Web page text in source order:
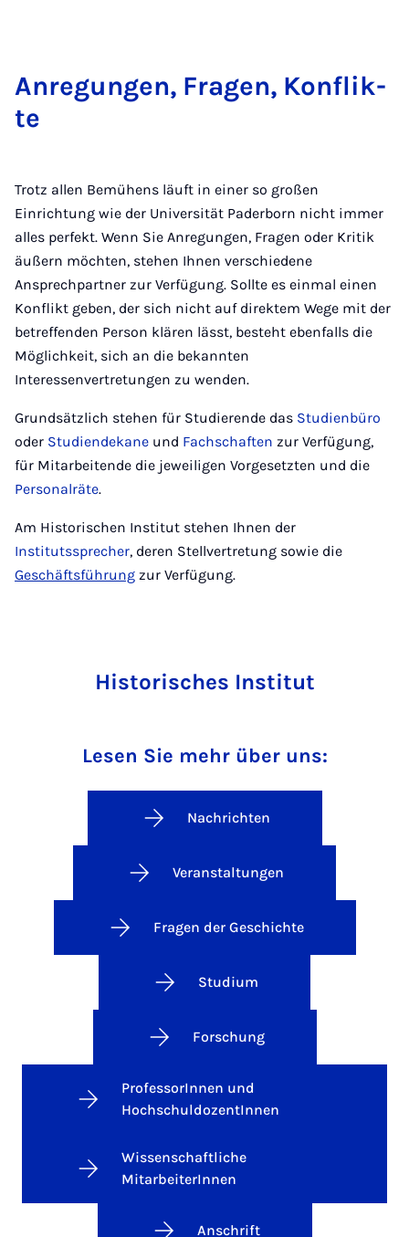
An­re­gun­gen, Fra­gen, Kon­flik­
te
Trotz allen Bemühens läuft in einer so großen
Einrichtung wie der Universität Paderborn nicht immer
alles perfekt. Wenn Sie Anregungen, Fragen oder Kritik
äußern möchten, stehen Ihnen verschiedene
Ansprechpartner zur Verfügung. Sollte es einmal einen
Konflikt geben, der sich nicht auf direktem Wege mit der
betreffenden Person klären lässt, besteht ebenfalls die
Möglichkeit, sich an die bekannten
Interessenvertretungen zu wenden.
Grundsätzlich stehen für Studierende das Studienbüro
oder Studiendekane und Fachschaften zur Verfügung,
für Mitarbeitende die jeweiligen Vorgesetzten und die
Personalräte.
Am Historischen Institut stehen Ihnen der
Institutssprecher, deren Stellvertretung sowie die
Geschäftsführung zur Verfügung.
Historisches Institut
Lesen Sie mehr über uns:
Nachrichten
Veranstaltungen
Fragen der Geschichte
Studium
Forschung
ProfessorInnen und
HochschuldozentInnen
Wissenschaftliche
MitarbeiterInnen
Anschrift